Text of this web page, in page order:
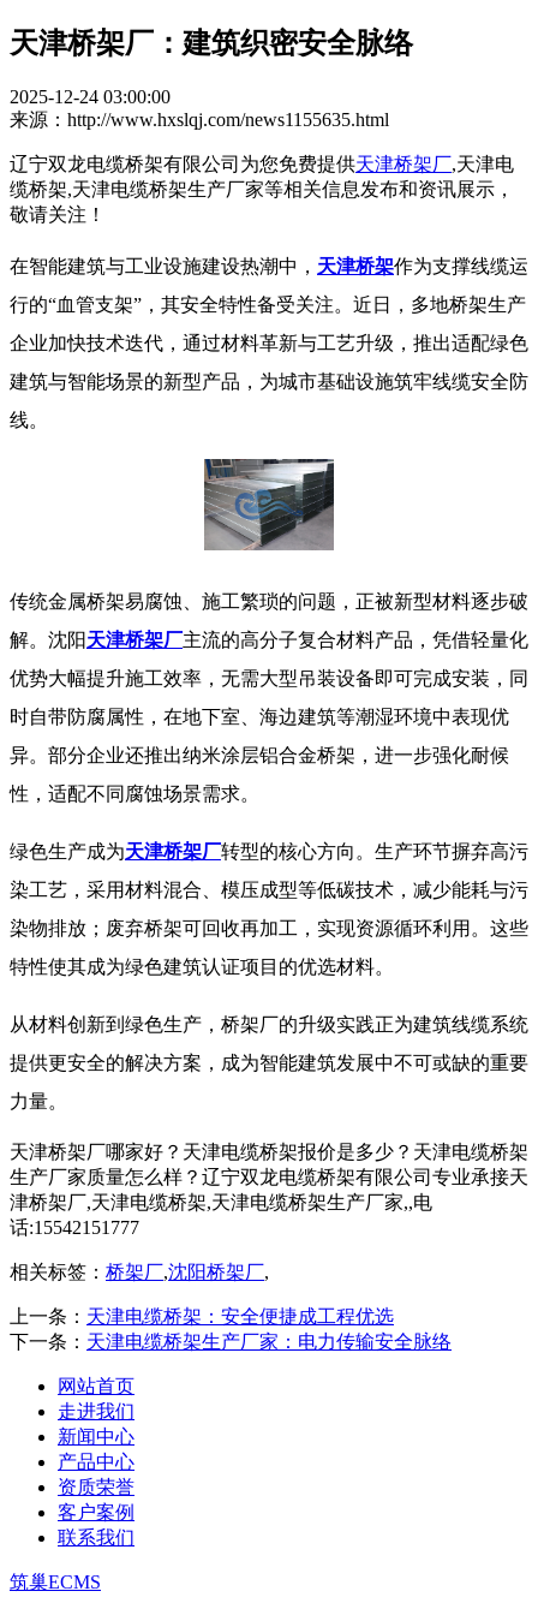
天津桥架厂：建筑织密安全脉络
2025-12-24 03:00:00
来源：http://www.hxslqj.com/news1155635.html
辽宁双龙电缆桥架有限公司为您免费提供天津桥架厂,天津电
缆桥架,天津电缆桥架生产厂家等相关信息发布和资讯展示，
敬请关注！
在智能建筑与工业设施建设热潮中， 天津桥架作为支撑线缆运
行的“血管支架”，其安全特性备受关注。近日，多地桥架生产
企业加快技术迭代，通过材料革新与工艺升级，推出适配绿色
建筑与智能场景的新型产品，为城市基础设施筑牢线缆安全防
线。
传统金属桥架易腐蚀、施工繁琐的问题，正被新型材料逐步破
解。沈阳天津桥架厂主流的高分子复合材料产品，凭借轻量化
优势大幅提升施工效率，无需大型吊装设备即可完成安装，同
时自带防腐属性，在地下室、海边建筑等潮湿环境中表现优
异。部分企业还推出纳米涂层铝合金桥架，进一步强化耐候
性，适配不同腐蚀场景需求。
绿色生产成为天津桥架厂转型的核心方向。生产环节摒弃高污
染工艺，采用材料混合、模压成型等低碳技术，减少能耗与污
染物排放；废弃桥架可回收再加工，实现资源循环利用。这些
特性使其成为绿色建筑认证项目的优选材料。
从材料创新到绿色生产，桥架厂的升级实践正为建筑线缆系统
提供更安全的解决方案，成为智能建筑发展中不可或缺的重要
力量。
天津桥架厂哪家好？天津电缆桥架报价是多少？天津电缆桥架
生产厂家质量怎么样？辽宁双龙电缆桥架有限公司专业承接天
津桥架厂,天津电缆桥架,天津电缆桥架生产厂家,,电
话:15542151777
相关标签： 桥架厂,沈阳桥架厂,
上一条： 天津电缆桥架：安全便捷成工程优选
下一条： 天津电缆桥架生产厂家：电力传输安全脉络
网站首页
走进我们
新闻中心
产品中心
资质荣誉
客户案例
联系我们
筑巢ECMS